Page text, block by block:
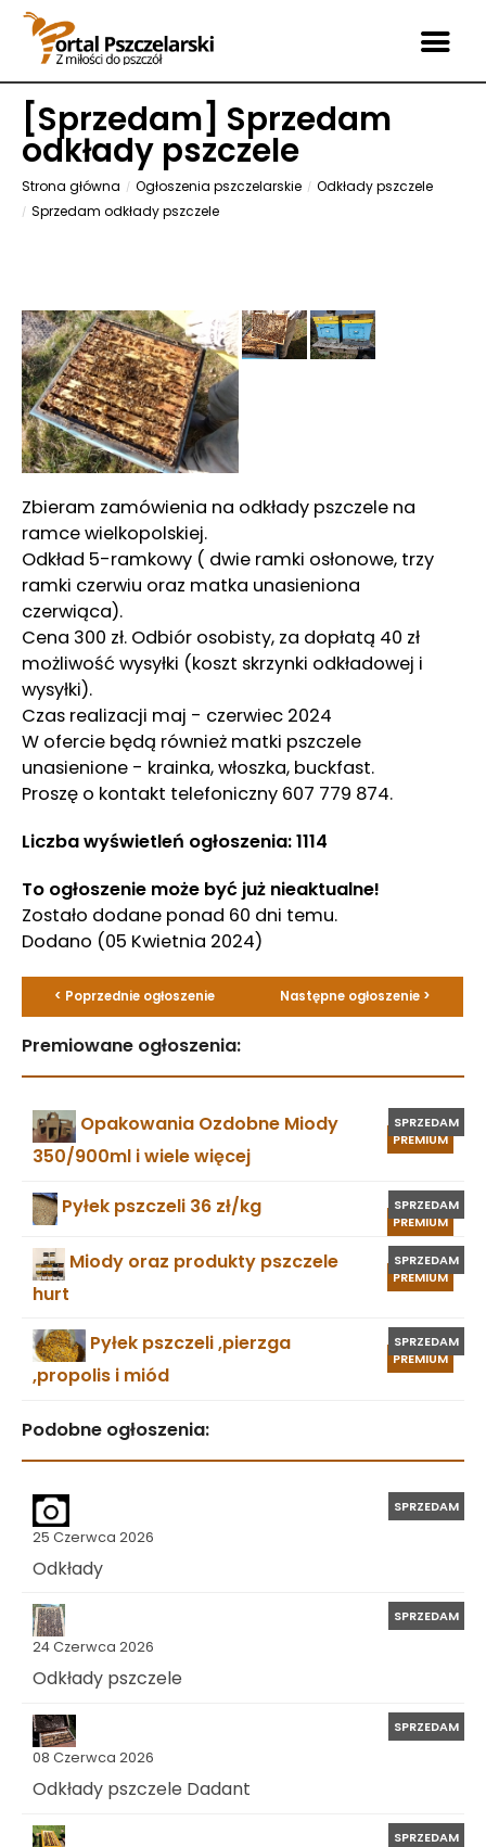
[Sprzedam] Sprzedam
odkłady pszczele
Strona główna Ogłoszenia pszczelarskie
Odkłady pszczele
Sprzedam odkłady pszczele
Zbieram zamówienia na odkłady pszczele na
ramce wielkopolskiej.
Odkład 5-ramkowy ( dwie ramki osłonowe, trzy
ramki czerwiu oraz matka unasieniona
czerwiąca).
Cena 300 zł. Odbiór osobisty, za dopłatą 40 zł
możliwość wysyłki (koszt skrzynki odkładowej i
wysyłki).
Czas realizacji maj - czerwiec 2024
W ofercie będą również matki pszczele
unasienione - krainka, włoszka, buckfast.
Proszę o kontakt telefoniczny 607 779 874.
Liczba wyświetleń ogłoszenia: 1114
To ogłoszenie może być już nieaktualne!
Zostało dodane ponad 60 dni temu.
Dodano (05 Kwietnia 2024)
< Poprzednie ogłoszenie Następne ogłoszenie >
Premiowane ogłoszenia:
PREMIUM
SPRZEDAM
Opakowania Ozdobne Miody
350/900ml i wiele więcej
PREMIUM
SPRZEDAM
Pyłek pszczeli 36 zł/kg
PREMIUM
SPRZEDAM
Miody oraz produkty pszczele
hurt
PREMIUM
SPRZEDAM
Pyłek pszczeli ,pierzga
,propolis i miód
Podobne ogłoszenia:
25 Czerwca 2026
SPRZEDAM
Odkłady
24 Czerwca 2026
SPRZEDAM
Odkłady pszczele
08 Czerwca 2026
SPRZEDAM
Odkłady pszczele Dadant
SPRZEDAM